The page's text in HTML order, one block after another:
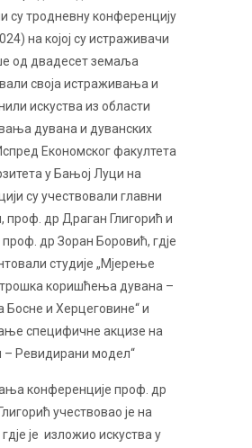
су тродневну конференцију
на којој су истраживачи
од двадесет земаља
своја истраживања и
искуства из области
дувана и дуванских
Економског факултета
у Бањој Луци на
су учествовали главни
проф. др Драган Глигорић и
др Зоран Боровић, гдје
студије „Мјерење
коришћења дувана –
Босне и Херцеговине“ и
специфичне акцизе на
– Ревидирани модел“
конференције проф. др
учествовао је на
је изложио искуства у